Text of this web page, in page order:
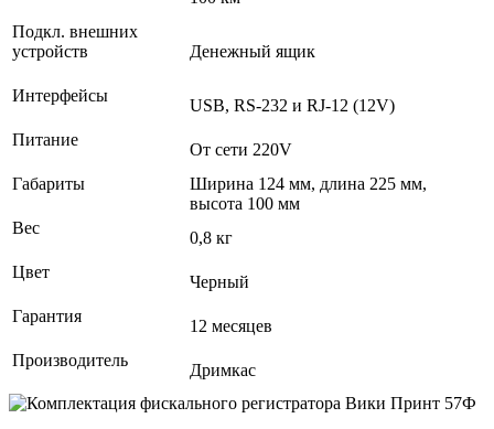
Подкл. внешних
устройств
Денежный ящик
Интерфейсы
USB, RS-232 и RJ-12 (12V)
Питание
От сети 220V
Габариты
Ширина 124 мм, длина 225 мм,
высота 100 мм
Вес
0,8 кг
Цвет
Черный
Гарантия
12 месяцев
Производитель
Дримкас